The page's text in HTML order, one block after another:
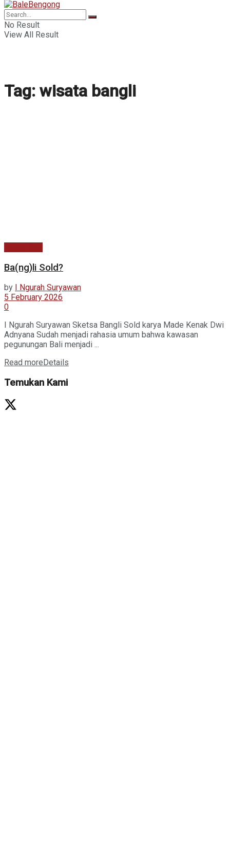
No Result
View All Result
Tag: wisata bangli
Ba(ng)li Sold?
by
I Ngurah Suryawan
5 February 2026
0
I Ngurah Suryawan Sketsa Bangli Sold karya Made Kenak Dwi
Adnyana Sudah menjadi rahasia umum bahwa kawasan
pegunungan Bali menjadi ...
Read more Details
Temukan Kami